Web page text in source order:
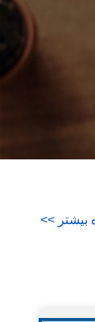
پیدا کنید.
بیشتر >
>